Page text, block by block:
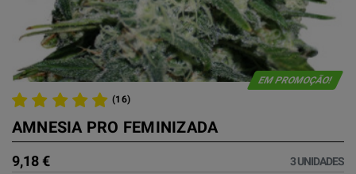
EM PROMOÇÃO!
(16)
AMNESIA PRO FEMINIZADA
9,18 € 3 UNIDADES